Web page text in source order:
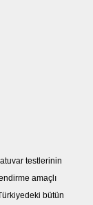
testlerinin
amaçlı
bütün